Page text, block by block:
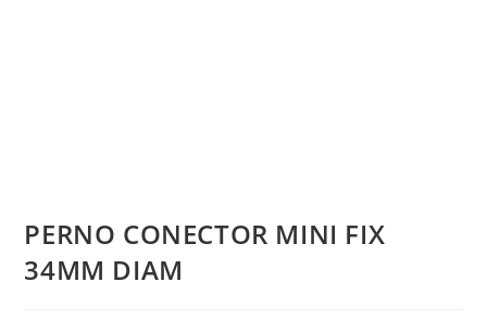
PERNO CONECTOR MINI FIX
34MM DIAM